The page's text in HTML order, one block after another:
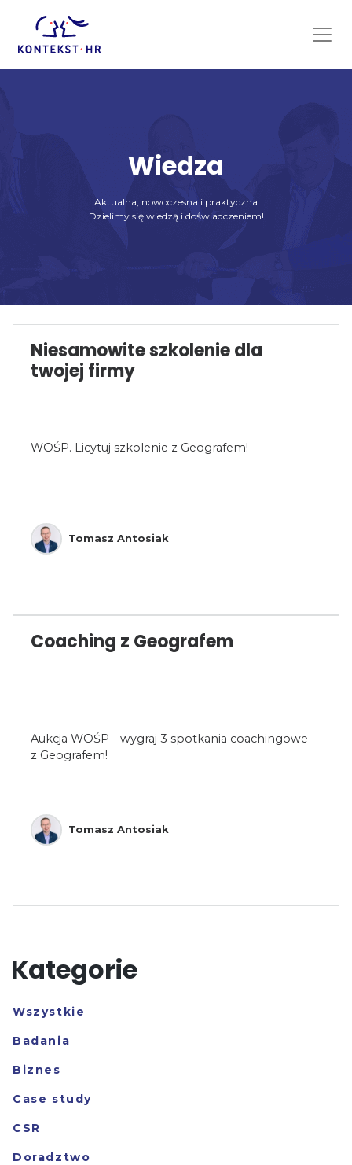
content
Wiedza
Aktualna, nowoczesna i praktyczna.
Dzielimy się wiedzą i doświadczeniem!
Niesamowite szkolenie dla
twojej firmy
WOŚP. Licytuj szkolenie z Geografem!
Tomasz Antosiak
Coaching z Geografem
Aukcja WOŚP - wygraj 3 spotkania coachingowe
z Geografem!
Tomasz Antosiak
Kategorie
Wszystkie
Badania
Biznes
Case study
CSR
Doradztwo